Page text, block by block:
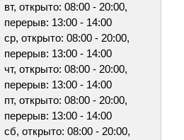
вт, открыто: 08:00 - 20:00,
перерыв: 13:00 - 14:00
ср, открыто: 08:00 - 20:00,
перерыв: 13:00 - 14:00
чт, открыто: 08:00 - 20:00,
перерыв: 13:00 - 14:00
пт, открыто: 08:00 - 20:00,
перерыв: 13:00 - 14:00
сб, открыто: 08:00 - 20:00,